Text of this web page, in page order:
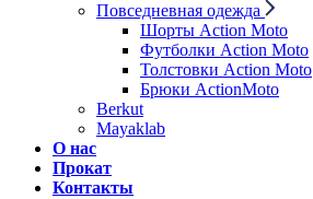
Повседневная одежда
Шорты Action Moto
Футболки Action Moto
Толстовки Action Moto
Брюки ActionMoto
Berkut
Mayaklab
О нас
Прокат
Контакты